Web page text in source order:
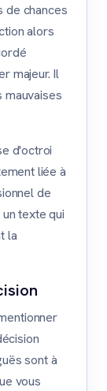
de chances
alors
majeur. Il
d'octroi
liée à
de
texte qui
la
sont à
vous